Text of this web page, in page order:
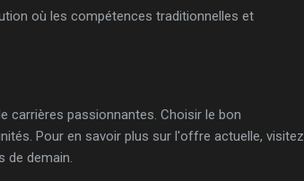
où les compétences traditionnelles et
carrières passionnantes. Choisir le bon
Pour en savoir plus sur l'offre actuelle, visitez
de demain.